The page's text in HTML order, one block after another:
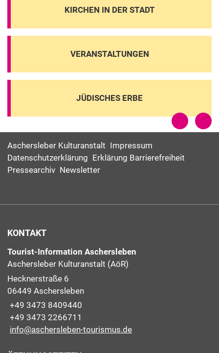
KIRCHEN IN DER STADT
VERANSTALTUNGEN
JÜDISCHES ERBE
Aschersleber Kulturanstalt Impressum
Datenschutzerklärung Erklärung Barrierefreiheit
Pressearchiv Newsletter
KONTAKT
Tourist-Information Aschersleben
Aschersleber Kulturanstalt (AöR)
Hecknerstraße 6
06449 Aschersleben
+49 3473 8409440
+49 3473 2266711
info@aschersleben-tourismus.de